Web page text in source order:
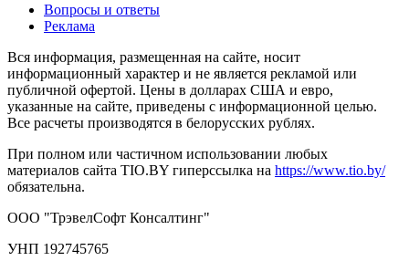
Вопросы и ответы
Реклама
Вся информация, размещенная на сайте, носит
информационный характер и не является рекламой или
публичной офертой. Цены в долларах США и евро,
указанные на сайте, приведены с информационной целью.
Все расчеты производятся в белорусских рублях.
При полном или частичном использовании любых
материалов сайта TIO.BY гиперссылка на https://www.tio.by/
обязательна.
ООО "ТрэвелСофт Консалтинг"
УНП 192745765